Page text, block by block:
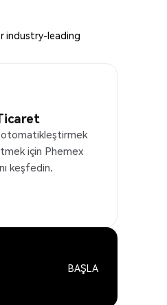
industry-leading
için Phemex
keşfedin.
BAŞLA